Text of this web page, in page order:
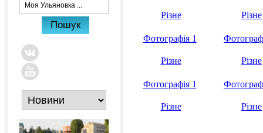
Різне Різне
Фотографія 1
Різне Різне
Фотографія 1
Різне Різне